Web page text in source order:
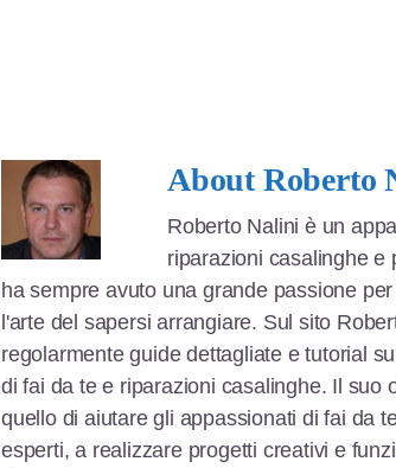
AboutRoberto
Roberto Nalini è un
riparazioni casalinghe e
ha sempre avuto una grande passione
l'arte del sapersi arrangiare. Sul sito
regolarmente guide dettagliate e tutorial
di fai da te e riparazioni casalinghe. Il suo
quello di aiutare gli appassionati di fai da
esperti, a realizzare progetti creativi e